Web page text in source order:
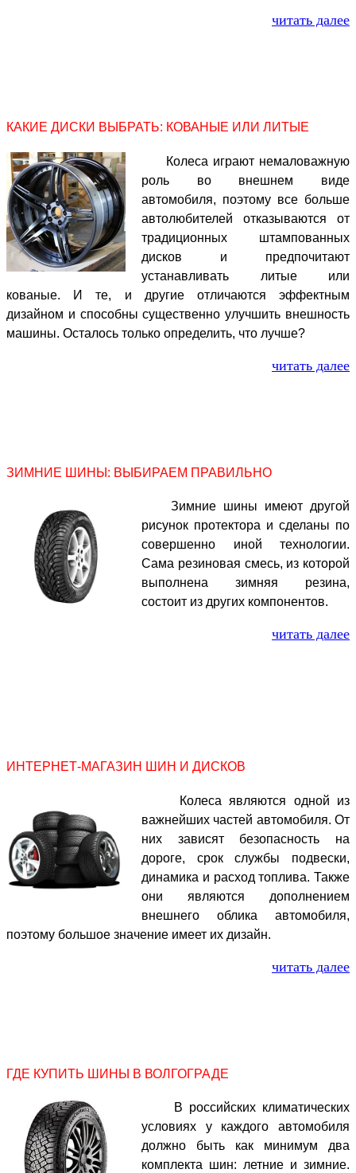
читать далее
КАКИЕ ДИСКИ ВЫБРАТЬ: КОВАНЫЕ ИЛИ ЛИТЫЕ
Колеса играют немаловажную
роль во внешнем виде
автомобиля, поэтому все больше
автолюбителей отказываются от
традиционных штампованных
дисков и предпочитают
устанавливать литые или
кованые. И те, и другие отличаются эффектным
дизайном и способны существенно улучшить внешность
машины. Осталось только определить, что лучше?
читать далее
ЗИМНИЕ ШИНЫ: ВЫБИРАЕМ ПРАВИЛЬНО
Зимние шины имеют другой
рисунок протектора и сделаны по
совершенно иной технологии.
Сама резиновая смесь, из которой
выполнена зимняя резина,
состоит из других компонентов.
читать далее
ИНТЕРНЕТ-МАГАЗИН ШИН И ДИСКОВ
Колеса являются одной из
важнейших частей автомобиля. От
них зависят безопасность на
дороге, срок службы подвески,
динамика и расход топлива. Также
они являются дополнением
внешнего облика автомобиля,
поэтому большое значение имеет их дизайн.
читать далее
ГДЕ КУПИТЬ ШИНЫ В ВОЛГОГРАДЕ
В российских климатических
условиях у каждого автомобиля
должно быть как минимум два
комплекта шин: летние и зимние.